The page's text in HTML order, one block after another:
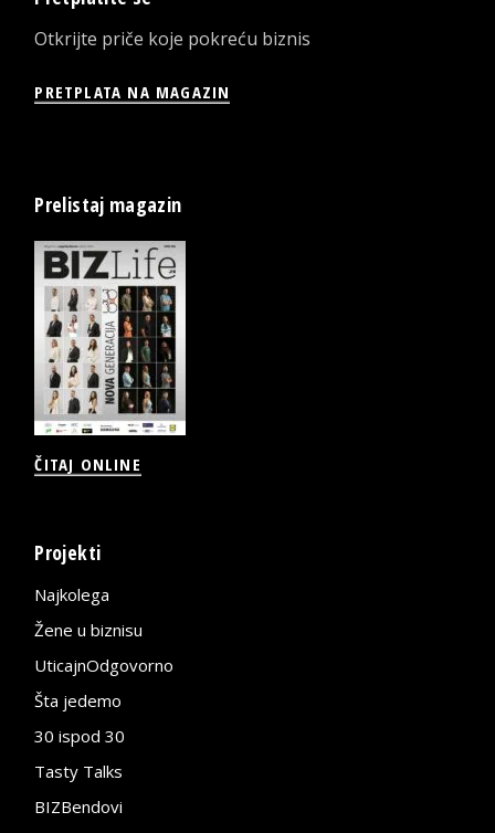
Otkrijte priče koje pokreću biznis
PRETPLATA NA MAGAZIN
Prelistaj magazin
ČITAJ ONLINE
Projekti
Najkolega
Žene u biznisu
UticajnOdgovorno
Šta jedemo
30 ispod 30
Tasty Talks
BIZBendovi